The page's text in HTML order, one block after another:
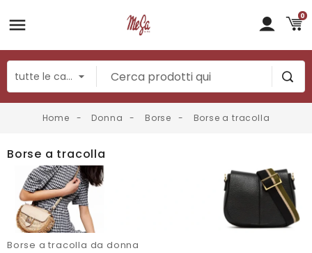
0
Home Donna Borse Borse a tracolla
Borse a tracolla
Borse a tracolla da donna